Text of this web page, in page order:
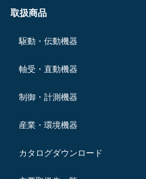
取扱商品
駆動・伝動機器
軸受・直動機器
制御・計測機器
産業・環境機器
カタログダウンロード